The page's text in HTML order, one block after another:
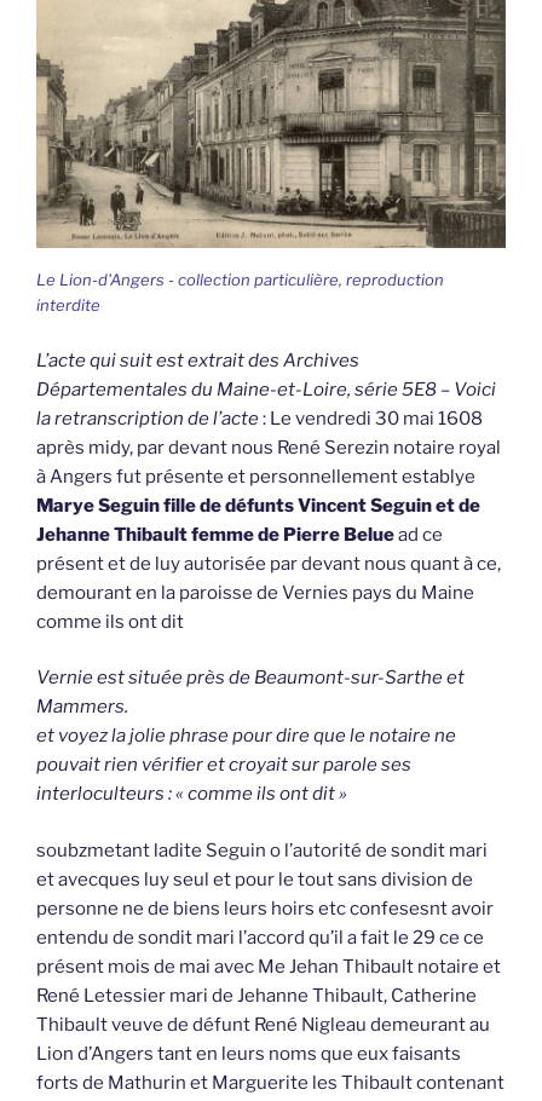
Le Lion-d'Angers - collection particulière, reproduction
interdite
L’acte qui suit est extrait des Archives
Départementales du Maine-et-Loire, série 5E8 – Voici
la retranscription de l’acte: Le vendredi 30 mai 1608
après midy, par devant nous René Serezin notaire royal
à Angers fut présente et personnellement establye
Marye Seguin fille de défunts Vincent Seguin et de
Jehanne Thibault femme de Pierre Beluead ce
présent et de luy autorisée par devant nous quant à ce,
demourant en la paroisse de Vernies pays du Maine
comme ils ont dit
Vernie est située près de Beaumont-sur-Sarthe et
Mammers.
et voyez la jolie phrase pour dire que le notaire ne
pouvait rien vérifier et croyait sur parole ses
interloculteurs : « comme ils ont dit »
soubzmetant ladite Seguin o l’autorité de sondit mari
et avecques luy seul et pour le tout sans division de
personne ne de biens leurs hoirs etc confesesnt avoir
entendu de sondit mari l’accord qu’il a fait le 29 ce ce
présent mois de mai avec Me Jehan Thibault notaire et
René Letessier mari de Jehanne Thibault, Catherine
Thibault veuve de défunt René Nigleau demeurant au
Lion d’Angers tant en leurs noms que eux faisants
forts de Mathurin et Marguerite les Thibault contenant